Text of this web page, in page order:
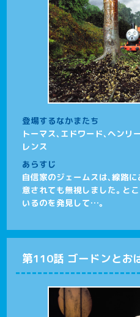
登場するなかまたち
トーマス、エドワード、ヘンリ
レンス
あらすじ
自信家のジェームスは、線路
意されても無視しました。と
いるのを発見して…。
第110話 ゴードンとお